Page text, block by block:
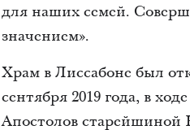
для наших семей.
значением».
Храм в Лиссабоне был
сентября 2019 года, в
Апостолов старейшиной